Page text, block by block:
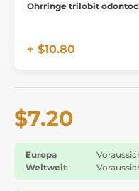
Ohrringe trilobit
+ $10.80
$7.20
Europa
Weltweit